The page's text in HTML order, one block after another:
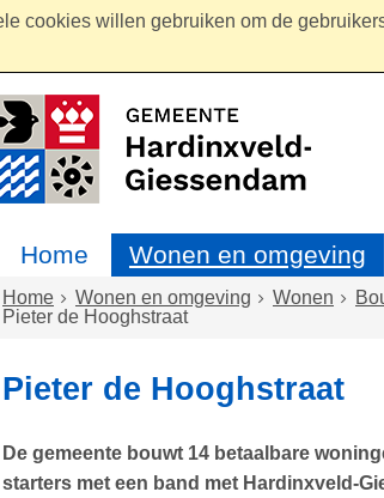
cookies willen gebruiken om de
Home Wonen en omgeving
Home Wonen en omgeving Wonen
Pieter de Hooghstraat
Pieter de Hooghstraat
De gemeente bouwt 14 betaalbare
starters met een band met Hardinxveld-